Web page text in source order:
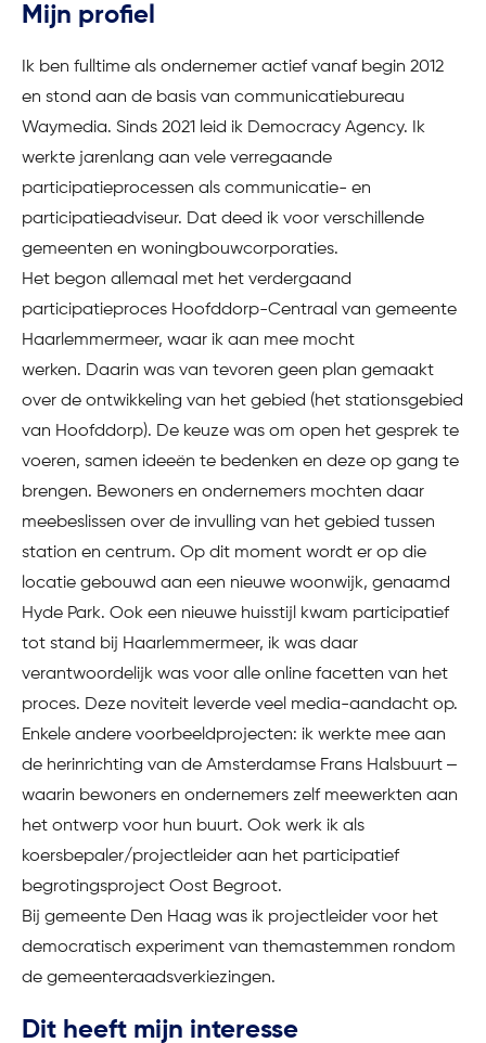
Mijn profiel
Ik ben fulltime als ondernemer actief vanaf begin 2012
en stond aan de basis van communicatiebureau
Waymedia. Sinds 2021 leid ik Democracy Agency. Ik
werkte jarenlang aan vele verregaande
participatieprocessen als communicatie- en
participatieadviseur. Dat deed ik voor verschillende
gemeenten en woningbouwcorporaties.
Het begon allemaal met het verdergaand
participatieproces Hoofddorp-Centraal van gemeente
Haarlemmermeer, waar ik aan mee mocht
werken. Daarin was van tevoren geen plan gemaakt
over de ontwikkeling van het gebied (het stationsgebied
van Hoofddorp). De keuze was om open het gesprek te
voeren, samen ideeën te bedenken en deze op gang te
brengen. Bewoners en ondernemers mochten daar
meebeslissen over de invulling van het gebied tussen
station en centrum. Op dit moment wordt er op die
locatie gebouwd aan een nieuwe woonwijk, genaamd
Hyde Park. Ook een nieuwe huisstijl kwam participatief
tot stand bij Haarlemmermeer, ik was daar
verantwoordelijk was voor alle online facetten van het
proces. Deze noviteit leverde veel media-aandacht op.
Enkele andere voorbeeldprojecten: ik werkte mee aan
de herinrichting van de Amsterdamse Frans Halsbuurt –
waarin bewoners en ondernemers zelf meewerkten aan
het ontwerp voor hun buurt. Ook werk ik als
koersbepaler/projectleider aan het participatief
begrotingsproject Oost Begroot.
Bij gemeente Den Haag was ik projectleider voor het
democratisch experiment van themastemmen rondom
de gemeenteraadsverkiezingen.
Dit heeft mijn interesse